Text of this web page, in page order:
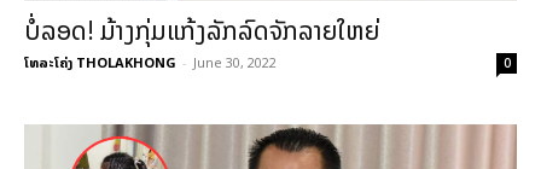
ບໍ່ລອດ! ມ້າງກຸ່ມແກ້ງລັກລົດຈັກລາຍໃຫຍ່
ໂທລະໂຄ່ງ THOLAKHONG - June 30, 2022 0